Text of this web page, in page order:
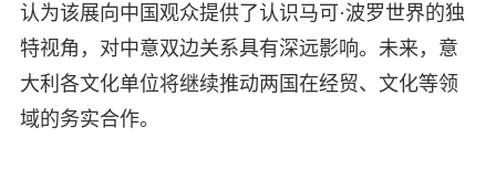
认为该展向中国观众提供了认识马可·波罗世界的独
特视角，对中意双边关系具有深远影响。未来，意
大利各文化单位将继续推动两国在经贸、文化等领
域的务实合作。